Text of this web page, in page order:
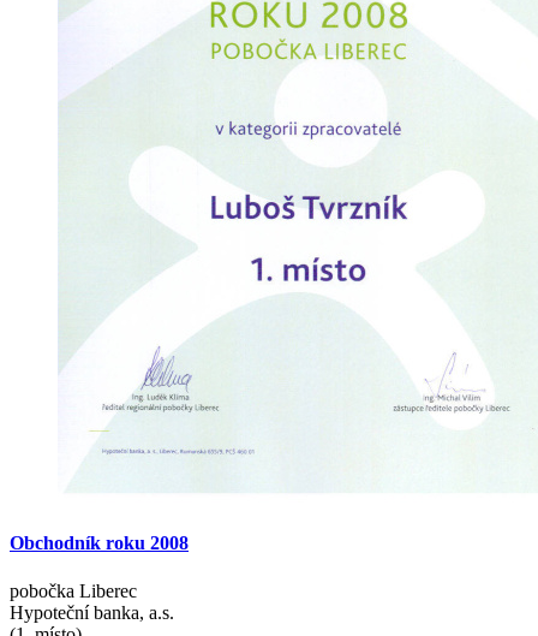
Obchodník roku 2008
pobočka Liberec
Hypoteční banka, a.s.